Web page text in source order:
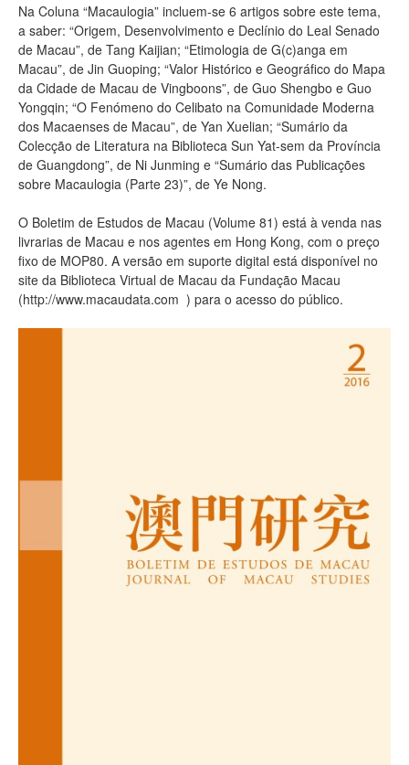
Na Coluna “Macaulogia” incluem-se 6 artigos sobre este tema,
a saber: “Origem, Desenvolvimento e Declínio do Leal Senado
de Macau”, de Tang Kaijian; “Etimologia de G(c)anga em
Macau”, de Jin Guoping; “Valor Histórico e Geográfico do Mapa
da Cidade de Macau de Vingboons”, de Guo Shengbo e Guo
Yongqin; “O Fenómeno do Celibato na Comunidade Moderna
dos Macaenses de Macau”, de Yan Xuelian; “Sumário da
Colecção de Literatura na Biblioteca Sun Yat-sem da Província
de Guangdong”, de Ni Junming e “Sumário das Publicações
sobre Macaulogia (Parte 23)”, de Ye Nong.
O Boletim de Estudos de Macau (Volume 81) está à venda nas
livrarias de Macau e nos agentes em Hong Kong, com o preço
fixo de MOP80. A versão em suporte digital está disponível no
site da Biblioteca Virtual de Macau da Fundação Macau
(http://www.macaudata.com ) para o acesso do público.